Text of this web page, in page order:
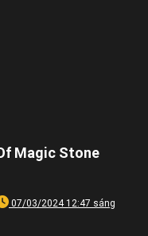
Magic Stone
07/03/2024 12:47 sáng